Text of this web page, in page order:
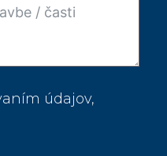
údajov,